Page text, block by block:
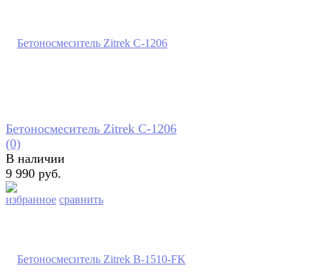
избранное сравнить
Бетоносмеситель Zitrek С-1206
(0)
В наличии
9 990 руб.